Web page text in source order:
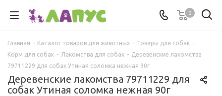
0
Главная - Каталог товаров для животных - Товары для собак -
Корм для собак - Лакомства для собак - Деревенские лакомства
79711229 для собак Утиная соломка нежная 90г
Деревенские лакомства 79711229 для
собак Утиная соломка нежная 90г